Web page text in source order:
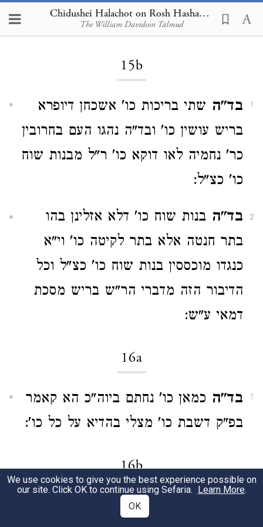
Chidushei Halachot on Rosh Hashanah 15b
The William Davidson Talmud
Loading...
15b
1 בד"ה שתי בריכות כו' אשכחן דיופרא
בריש עושין כו' ובד"ה נהגו העם בחרובין
כר' נחמיה לאו דוקא כו' ר"ל מבנות שוח
כו' כצ"ל:
2 בד"ה בנות שוח כו' דלא אזלינן בהו
בתר חנטה אלא בתר לקיטה כו' וי"א
כנגדו מוכססין בנות שוח כו' כצ"ל וכל
הדיבור הזה מדברי הר"ש בריש מסכת
דמאי ע"ש:
16a
1 בד"ה כמאן כו' נחתם ביוה"כ הא קאמר
בפ"ק דשבת כו' מצלי בהדיא על כל כו':
16b
ליום הדין כו' נדונו אחר מיתתן
We use cookies to give you the best experience possible on
our site. Click OK to continue using Sefaria. Learn More.
OK